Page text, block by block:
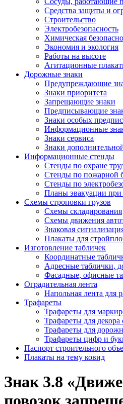
Средства защиты и
Строительство
Электробезопасность
Химическая
Экономия и экология
Работы на высоте
Агитационные
Дорожные знаки
Предупреждающие
Знаки приоритета
Запрещающие знаки
Предписывающие
Знаки особых
Информационные
Знаки сервиса
Знаки
Информационные стенды
Стенды по охране
Стенды по пожарной
Стенды по
Планы эвакуации при
Схемы строповки грузов
Схемы складирования
Схемы движения
Знаковая
Плакаты для
Изготовление табличек
Координатные
Адресные таблички,
Фасадные, офисные
Оградительная лента
Напольная лента для
Трафареты
Трафареты для
Трафареты для декора
Трафареты для
Трафареты цифр и
Паспорт строительного
Плакаты на тему ковид
Знак 3.8